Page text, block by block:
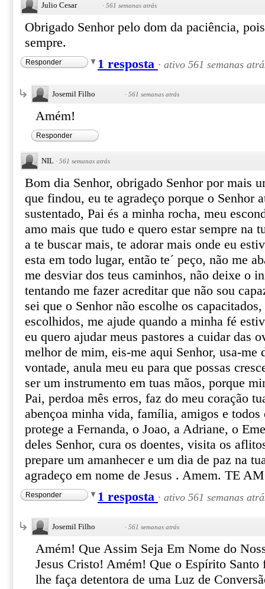
Julio Cesar · 561 semanas atrás
Obrigado Senhor pelo dom da paciência,
sempre.
Responder 1 resposta · ativo 561 semanas
Josemil Filho · 561 semanas atrás
Amém!
Responder
NIL · 561 semanas atrás
Bom dia Senhor, obrigado Senhor por mais
que findou, eu te agradeço porque o Senhor
sustentado, Pai és a minha rocha, meu
amo mais que tudo e quero estar sempre na
a te buscar mais, te adorar mais onde eu
esta em todo lugar, então te´ peço, não me
me desviar dos teus caminhos, não deixe o
tentando me fazer acreditar que não sou
sei que o Senhor não escolhe os
escolhidos, me ajude quando a minha fé
eu quero ajudar meus pastores a cuidar das
melhor de mim, eis-me aqui Senhor, usa-me
vontade, anula meu eu para que possas
ser um instrumento em tuas mãos, porque
Pai, perdoa mês erros, faz do meu coração
abençoa minha vida, família, amigos e todos
protege a Fernanda, o Joao, a Adriane, o
deles Senhor, cura os doentes, visita os
prepare um amanhecer e um dia de paz na
agradeço em nome de Jesus . Amem. TE
Responder 1 resposta · ativo 561 semanas
Josemil Filho · 561 semanas atrás
Amém! Que Assim Seja Em Nome do
Jesus Cristo! Amém! Que o Espírito Santo
lhe faça detentora de uma Luz de